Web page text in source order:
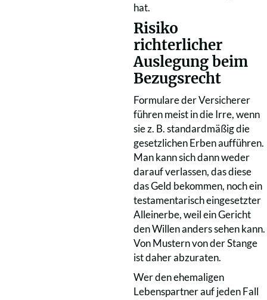
hat.
Risiko
richterlicher
Auslegung beim
Bezugsrecht
Formulare der Versicherer
führen meist in die Irre, wenn
sie z. B. standardmäßig die
gesetzlichen Erben aufführen.
Man kann sich dann weder
darauf verlassen, das diese
das Geld bekommen, noch ein
testamentarisch eingesetzter
Alleinerbe, weil ein Gericht
den Willen anders sehen kann.
Von Mustern von der Stange
ist daher abzuraten.
Wer den ehemaligen
Lebenspartner auf jeden Fall